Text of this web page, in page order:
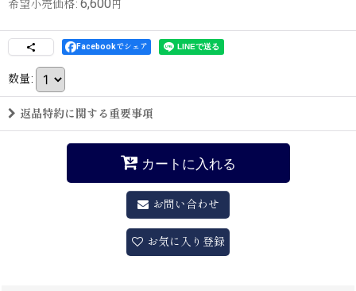
希望小売価格: 6,600 円
Facebookでシェア
数量:
返品特約に関する重要事項
カートに入れる
お問い合わせ
お気に入り登録